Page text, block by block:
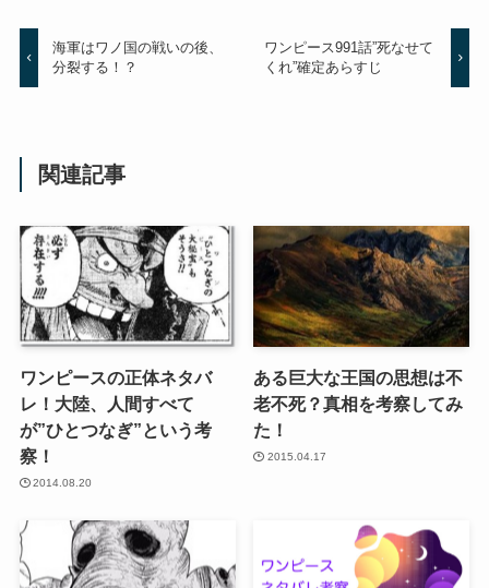
海軍はワノ国の戦いの後、
分裂する！？
ワンピース991話”死なせて
くれ”確定あらすじ
関連記事
ワンピースの正体ネタバ
レ！大陸、人間すべて
が”ひとつなぎ”という考
察！
2014.08.20
ある巨大な王国の思想は不
老不死？真相を考察してみ
た！
2015.04.17